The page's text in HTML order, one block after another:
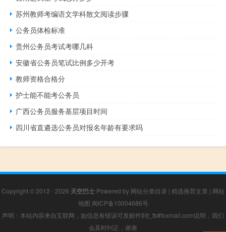
苏州教师考编语文学科散文阅读步骤
公务员体检标准
贵州公务员考试考哪几科
安徽省公务员笔试比例多少开考
教师资格合格分
护士能不能考公务员
广西公务员服务基层项目时间
四川省直遴选公务员对报名年龄有要求吗
Copyright © 2012 - 2026 天空巴士 Powered by 网站分类目录 | 精选推荐文章 | 网站
地图 闽ICP备10004686号
声明：本站内容来自互联网，如信息有错误可发邮件到f_fb#foxmail.com说明，我们
会及时纠正，谢谢